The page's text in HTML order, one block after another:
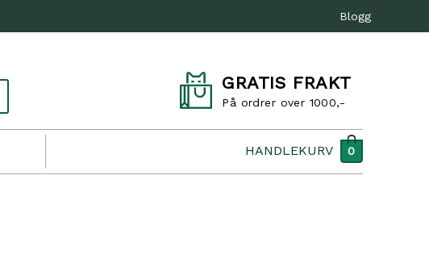
Blogg
GRATIS FRAKT
På ordrer over 1000,-
HANDLEKURV 0